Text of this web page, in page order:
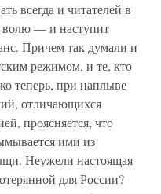
всегда и читателей в
волю — и наступит
Причем так думали и
режимом, и те, кто
теперь, при наплыве
отличающихся
проясняется, что
ими из
Неужели настоящая
для России?